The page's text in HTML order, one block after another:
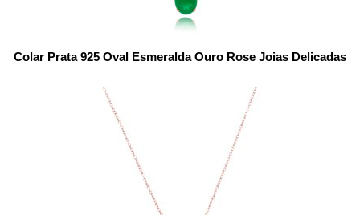
Colar Prata 925 Oval Esmeralda Ouro Rose Joias Delicadas